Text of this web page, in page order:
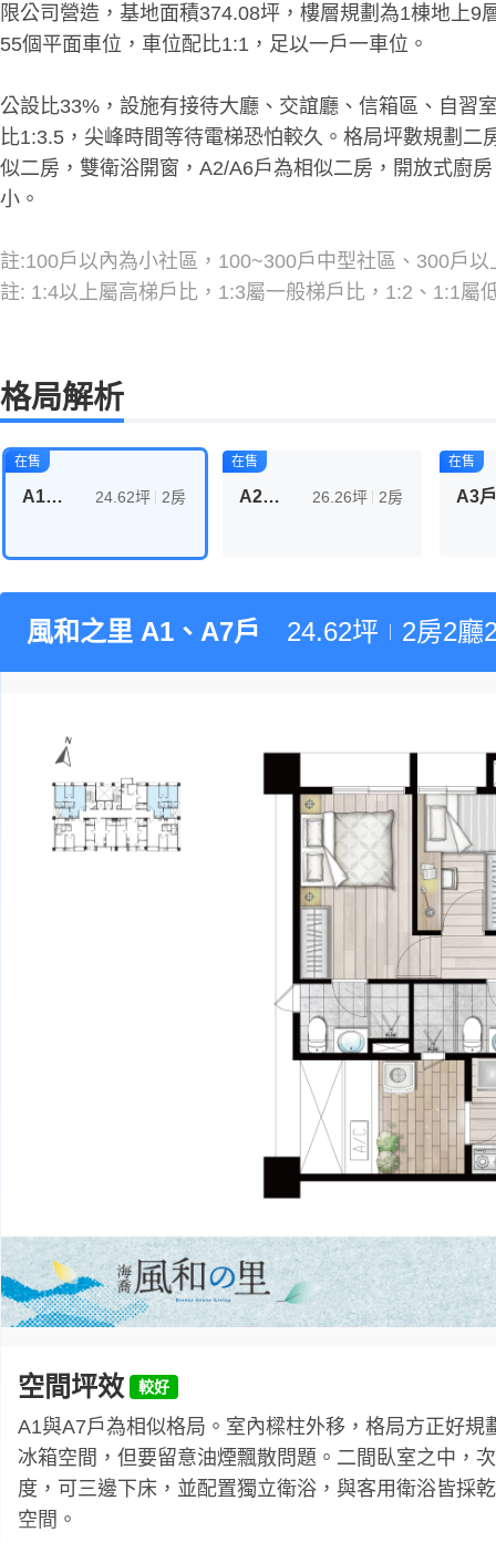
限公司營造，基地面積374.08坪，樓層規劃為1棟地上
55個平面車位，車位配比1:1，足以一戶一車位。
公設比33%，設施有接待大廳、交誼廳、信箱區、自習
比1:3.5，尖峰時間等待電梯恐怕較久。格局坪數規劃
似二房，雙衛浴開窗，A2/A6戶為相似二房，開放式廚
小。
註:100戶以內為小社區，100~300戶中型社區、300戶以
註: 1:4以上屬高梯戶比，1:3屬一般梯戶比，1:2、1:1屬
格局解析
A1、A7戶 24.62坪 2房 A2、A6戶 26.26坪 2房 A3戶
風和之里 A1、A7戶 24.62坪 2房2廳
空間坪效
A1與A7戶為相似格局。室內樑柱外移，格局方正好
冰箱空間，但要留意油煙飄散問題。二間臥室之中，
度，可三邊下床，並配置獨立衛浴，與客用衛浴皆採
空間。